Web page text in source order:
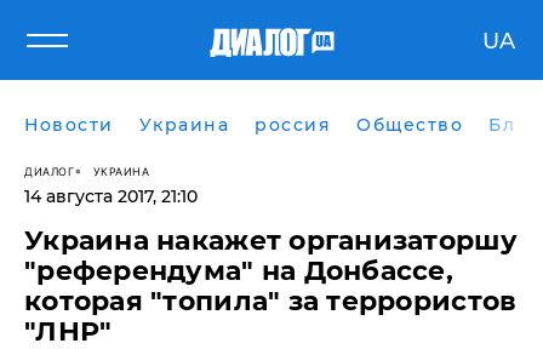
UA
Новости Украина россия Общество
ДИАЛОГ УКРАИНА
14 августа 2017, 21:10
Украина накажет организаторшу
"референдума" на Донбассе,
которая "топила" за террористов
"ЛНР"